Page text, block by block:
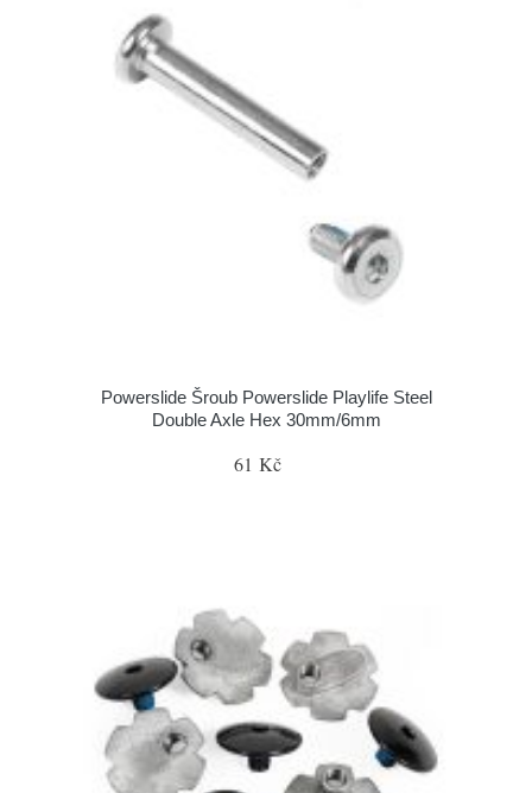
Powerslide Šroub Powerslide Playlife Steel
Double Axle Hex 30mm/6mm
61 Kč